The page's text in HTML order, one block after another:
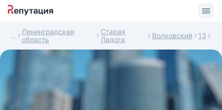
Ленинградская
область
Старая
Ладога
Волховский 13